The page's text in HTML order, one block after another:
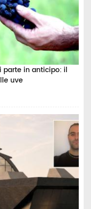
parte in anticipo: il
uve